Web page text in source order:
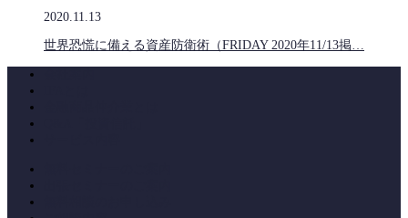
2020.11.13
世界恐慌に備える資産防衛術（FRIDAY 2020年11/13掲…